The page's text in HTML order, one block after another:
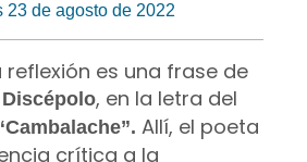
23 de agosto de 2022
reflexión es una frase de
, en la letra del
Allí, el poeta
crítica a la